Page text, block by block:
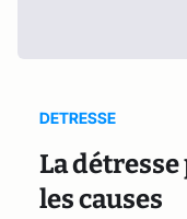
DETRESSE
La
les causes